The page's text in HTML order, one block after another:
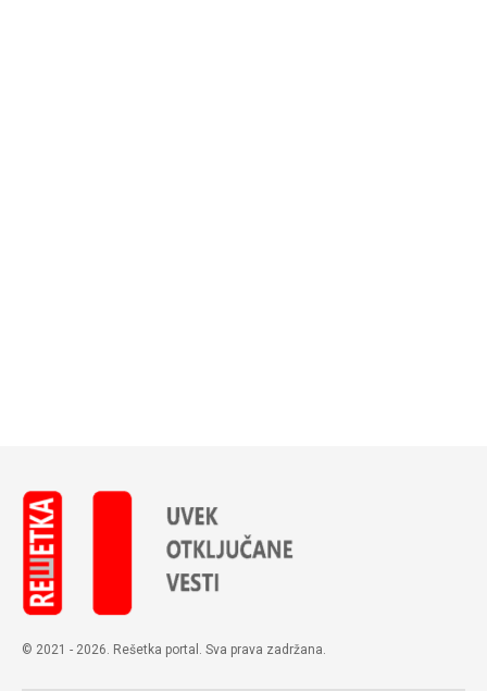
© 2021 - 2026. Rešetka portal. Sva prava zadržana.